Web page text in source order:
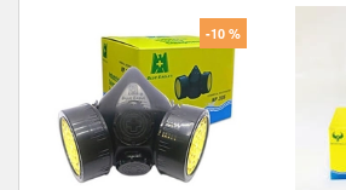
-10 %